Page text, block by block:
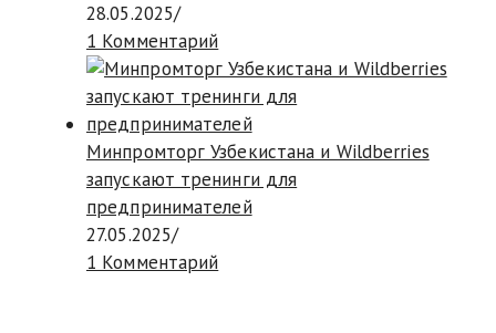
28.05.2025/
1 Комментарий
Минпромторг Узбекистана и Wildberries
запускают тренинги для
предпринимателей
27.05.2025/
1 Комментарий